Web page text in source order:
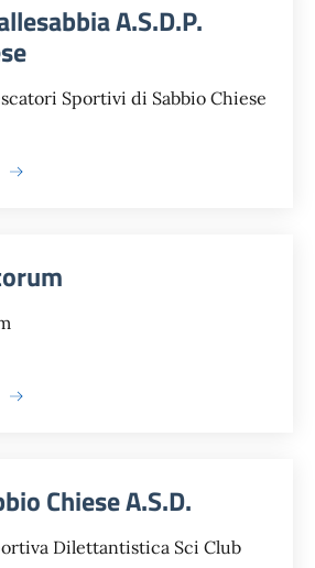
A.S.D.P.
Sportivi di Sabbio Chiese
Chiese A.S.D.
Dilettantistica Sci Club